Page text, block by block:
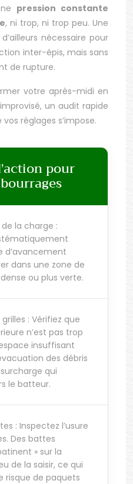
pression constante
, ni trop, ni trop peu. Une
nécessaire pour
inter-épis, mais sans
de rupture.
votre après-midi en
un audit rapide
réglages s’impose.
pour
la charge :
d’avancement
dans une zone de
ou plus verte.
: Vérifiez que
n’est pas trop
insuffisant
des débris
qui
le batteur.
: Inspectez l’usure
Des battes
» sur la
de la saisir, ce qui
risque de paquets